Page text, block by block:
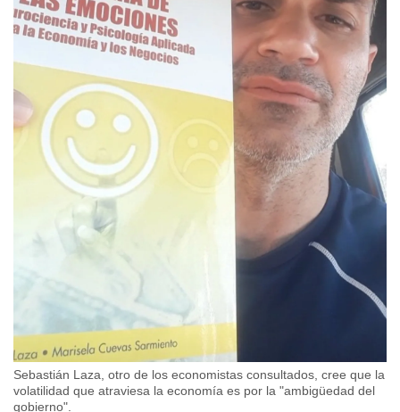
Sebastián Laza, otro de los economistas consultados, cree que la
volatilidad que atraviesa la economía es por la "ambigüedad del
gobierno".